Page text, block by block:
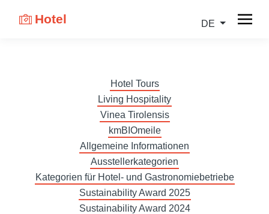
Hotel DE
Hotel Tours
Living Hospitality
Vinea Tirolensis
kmBIOmeile
Allgemeine Informationen
Ausstellerkategorien
Kategorien für Hotel- und Gastronomiebetriebe
Sustainability Award 2025
Sustainability Award 2024